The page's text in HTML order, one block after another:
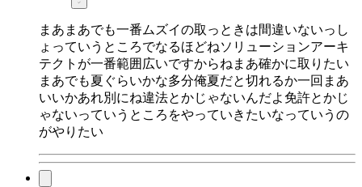
まあまあでも一番ムズイの取っときは間違いないっし
ょっていうところでなるほどねソリューションアーキ
テクトが一番範囲広いですからねまあ確かに取りたい
まあでも夏ぐらいかな多分俺夏だと切れるか一回まあ
いいかあれ別にね違法とかじゃないんだよ免許とかじ
ゃないっていうところをやっていきたいなっていうの
がやりたい